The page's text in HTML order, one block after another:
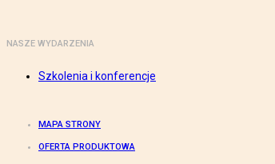
NASZE WYDARZENIA
Szkolenia i konferencje
MAPA STRONY
OFERTA PRODUKTOWA